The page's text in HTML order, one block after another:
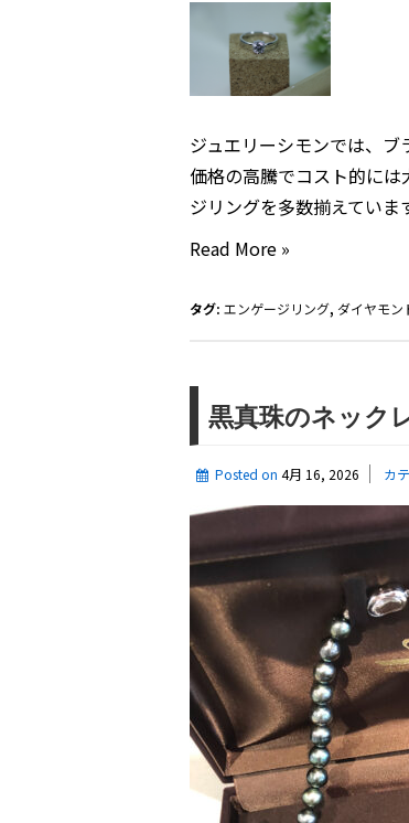
は
水
曜
木
す。
ジュエリーシモンでは、
価格の高騰でコスト的に
ジリングを多数揃えてい
ブ
イ
グ
ン
ゲ
ー
ジ
リ
ン
グ
、
リ
Read More »
タグ: エンゲージリング, ダイヤモン
黒真珠のネッ
Posted on 4月 16, 2026 カ